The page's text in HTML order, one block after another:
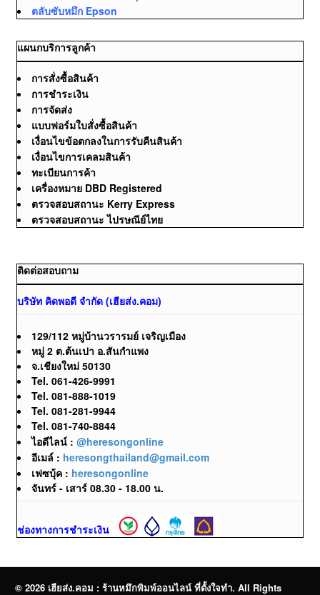
ตลับซับหมึก Epson
แผนกบริการลูกค้า
การสั่งซื้อสินค้า
การชำระเงิน
การจัดส่ง
แบบฟอร์มใบสั่งซื้อสินค้า
เงื่อนไขข้อตกลงในการรับคืนสินค้า
เงื่อนไขการเคลมสินค้า
ทะเบียนการค้า
เครื่องหมาย DBD Registered
ตรวจสอบสถานะ Kerry Express
ตรวจสอบสถานะ ไปรษณีย์ไทย
ติดต่อสอบถาม
บริษัท คิดพอดี จำกัด (เฮียส่ง.คอม)
129/112 หมู่บ้านวรารมย์ เจริญเมือง
หมู่ 2 ต.ต้นเปา อ.สันกำแพง
จ.เชียงใหม่ 50130
Tel. 061-426-9991
Tel. 081-888-1019
Tel. 081-281-9944
Tel. 081-740-8844
ไอดีไลน์ : @heresongonline
อีเมล์ : heresongthailand@gmail.com
เฟซบุ้ค : heresongonline
จันทร์ - เสาร์ 08.30 - 18.00 น.
ช่องทางการชำระเงิน
© 2026 เฮียส่ง.คอม : ร้านหมึกพิมพ์ออนไลน์ ที่ตั้งใจทำ. All Rights